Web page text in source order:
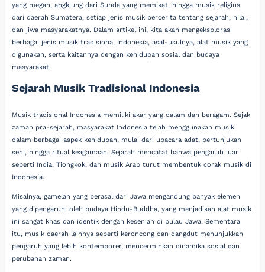
yang megah, angklung dari Sunda yang memikat, hingga musik religius
dari daerah Sumatera, setiap jenis musik bercerita tentang sejarah, nilai,
dan jiwa masyarakatnya. Dalam artikel ini, kita akan mengeksplorasi
berbagai jenis musik tradisional Indonesia, asal-usulnya, alat musik yang
digunakan, serta kaitannya dengan kehidupan sosial dan budaya
masyarakat.
Sejarah Musik Tradisional Indonesia
Musik tradisional Indonesia memiliki akar yang dalam dan beragam. Sejak
zaman pra-sejarah, masyarakat Indonesia telah menggunakan musik
dalam berbagai aspek kehidupan, mulai dari upacara adat, pertunjukan
seni, hingga ritual keagamaan. Sejarah mencatat bahwa pengaruh luar
seperti India, Tiongkok, dan musik Arab turut membentuk corak musik di
Indonesia.
Misalnya, gamelan yang berasal dari Jawa mengandung banyak elemen
yang dipengaruhi oleh budaya Hindu-Buddha, yang menjadikan alat musik
ini sangat khas dan identik dengan kesenian di pulau Jawa. Sementara
itu, musik daerah lainnya seperti keroncong dan dangdut menunjukkan
pengaruh yang lebih kontemporer, mencerminkan dinamika sosial dan
perubahan zaman.